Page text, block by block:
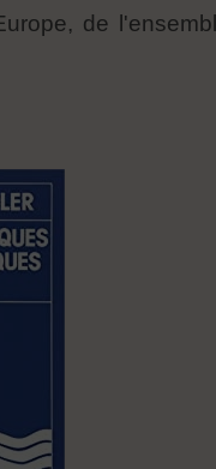
de